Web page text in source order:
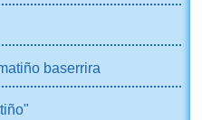
baserrira